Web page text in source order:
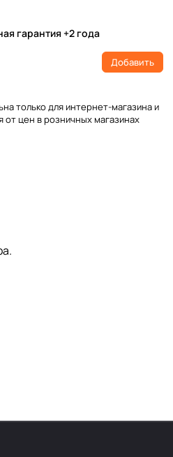
гарантия +2 года
Добавить
только для интернет-магазина и
от цен в розничных магазинах